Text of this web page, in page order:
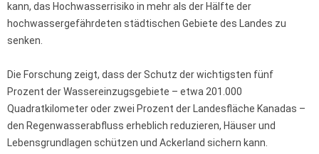
kann, das Hochwasserrisiko in mehr als der Hälfte der
hochwassergefährdeten städtischen Gebiete des Landes zu
senken.
Die Forschung zeigt, dass der Schutz der wichtigsten fünf
Prozent der Wassereinzugsgebiete – etwa 201.000
Quadratkilometer oder zwei Prozent der Landesfläche Kanadas –
den Regenwasserabfluss erheblich reduzieren, Häuser und
Lebensgrundlagen schützen und Ackerland sichern kann.